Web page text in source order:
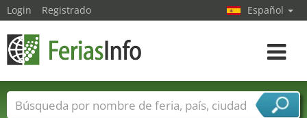
Login Registrado Español
toggle